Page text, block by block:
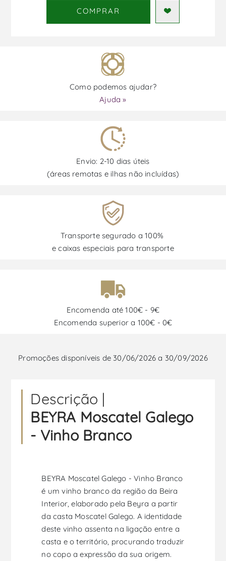
COMPRAR
Como podemos ajudar?
Ajuda »
Envio: 2-10 dias úteis
(áreas remotas e ilhas não incluídas)
Transporte segurado a 100%
e caixas especiais para transporte
Encomenda até 100€ - 9€
Encomenda superior a 100€ - 0€
Promoções disponíveis de 30/06/2026 a 30/09/2026
Descrição |
BEYRA Moscatel Galego
- Vinho Branco
BEYRA Moscatel Galego - Vinho Branco
é um vinho branco da região da Beira
Interior, elaborado pela Beyra a partir
da casta Moscatel Galego. A identidade
deste vinho assenta na ligação entre a
casta e o território, procurando traduzir
no copo a expressão da sua origem.